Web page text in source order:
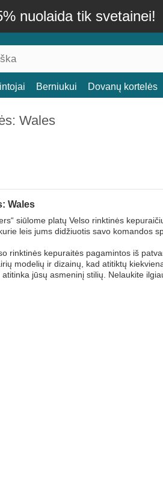
nuolaida tik svetainei!
Berniukui Dovanų kortelės
Wales
Wales
siūlome platų Velso rinktinės
leis jums didžiuotis savo komandos
rinktinės kepuraitės pagamintos iš
modelių ir dizainų, kad atitiktų
jūsų asmeninį stilių. Nelaukite